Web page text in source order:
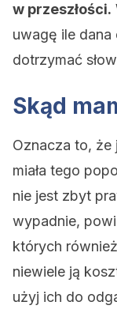
w przeszłości.
uwagę ile
dotrzymać
Skąd
Oznacza to, że
miała tego
nie jest zbyt
wypadnie,
których
niewiele ją
użyj ich do